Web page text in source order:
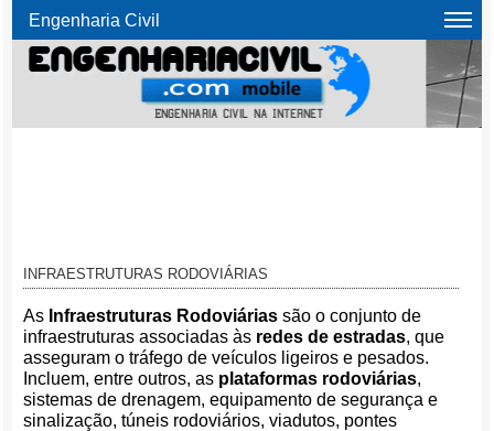
Engenharia Civil
INFRAESTRUTURAS RODOVIÁRIAS
As Infraestruturas Rodoviárias são o conjunto de
infraestruturas associadas às redes de estradas, que
asseguram o tráfego de veículos ligeiros e pesados.
Incluem, entre outros, as plataformas rodoviárias,
sistemas de drenagem, equipamento de segurança e
sinalização, túneis rodoviários, viadutos, pontes